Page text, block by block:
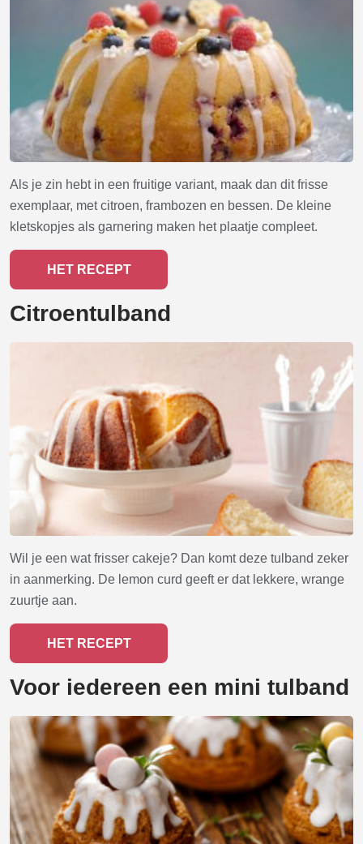
Als je zin hebt in een fruitige variant, maak dan dit frisse
exemplaar, met citroen, frambozen en bessen. De kleine
kletskopjes als garnering maken het plaatje compleet.
HET RECEPT
Citroentulband
Wil je een wat frisser cakeje? Dan komt deze tulband zeker
in aanmerking. De lemon curd geeft er dat lekkere, wrange
zuurtje aan.
HET RECEPT
Voor iedereen een mini tulband